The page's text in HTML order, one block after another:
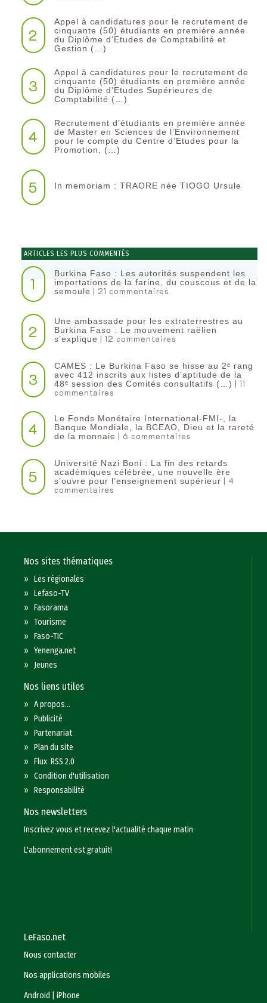
2
Appel à candidatures pour le recrutement de
cinquante (50) étudiants en première année
du Diplôme d’Etudes de Comptabilité et
Gestion (…)
3
Appel à candidatures pour le recrutement de
cinquante (50) étudiants en première année
du Diplôme d’Etudes Supérieures de
Comptabilité (…)
4
Recrutement d’étudiants en première année
de Master en Sciences de l’Environnement
pour le compte du Centre d’Etudes pour la
Promotion, (…)
5 In memoriam : TRAORE née TIOGO Ursule
ARTICLES LES PLUS COMMENTÉS
1
Burkina Faso : Les autorités suspendent les
importations de la farine, du couscous et de la
semoule | 21 commentaires
2
Une ambassade pour les extraterrestres au
Burkina Faso : Le mouvement raëlien
s’explique | 12 commentaires
3
CAMES : Le Burkina Faso se hisse au 2ᵉ rang
avec 412 inscrits aux listes d’aptitude de la
48ᵉ session des Comités consultatifs (…) | 11
commentaires
4
Le Fonds Monétaire International-FMI-, la
Banque Mondiale, la BCEAO, Dieu et la rareté
de la monnaie | 6 commentaires
5
Université Nazi Boni : La fin des retards
académiques célébrée, une nouvelle ère
s’ouvre pour l’enseignement supérieur | 4
commentaires
Nos sites thématiques
»Les régionales
»Lefaso-TV
»Fasorama
»Tourisme
»Faso-TIC
»Yenenga.net
» Jeunes
Nos liens utiles
»A propos...
»Publicité
»Partenariat
»Plan du site
»Flux RSS 2.0
»Condition d'utilisation
»Responsabilité
Nos newsletters
Inscrivez vous et recevez l'actualité chaque matin
L'abonnement est gratuit!
LeFaso.net
Nous contacter
Nos applications mobiles
Android
|iPhone